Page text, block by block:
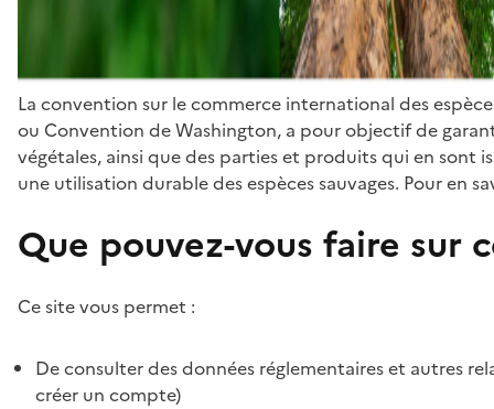
La convention sur le commerce international des
ou Convention de Washington, a pour objectif de
végétales, ainsi que des parties et produits qui en sont
une utilisation durable des espèces sauvages. Pour en
Que pouvez-vous faire sur
Ce site vous permet :
De consulter des données réglementaires et autres
créer un compte)